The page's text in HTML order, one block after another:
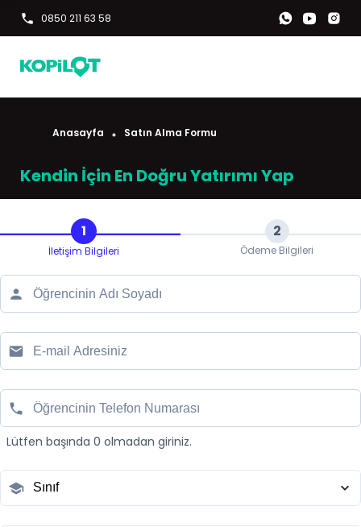
0850 211 63 58
Anasayfa Satın Alma Formu
Kendin İçin En Doğru Yatırımı Yap
1
İletişim Bilgileri
2
Ödeme Bilgileri
Lütfen başında 0 olmadan giriniz.